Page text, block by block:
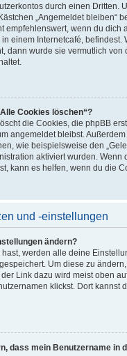
durch einen Dritten.
„Angemeldet bleiben“
empfehlenswert, wenn du dich
einem Internetcafé, befindest.
dann wurde sie vermutlich von
Cookies löschen“?
die Cookies, die phpBB
angemeldet bleibst.
wie beispielsweise den
aktiviert wurden. Wenn
kann es helfen, wenn du die
und -einstellungen
ändern?
werden alle deine
Um diese zu
der Link dazu wird meist oben
klickst. Dort kannst
dass mein Benutzername in